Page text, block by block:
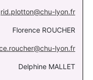
lyon.fr
Florence ROUCHER
lyon.fr
Delphine MALLET